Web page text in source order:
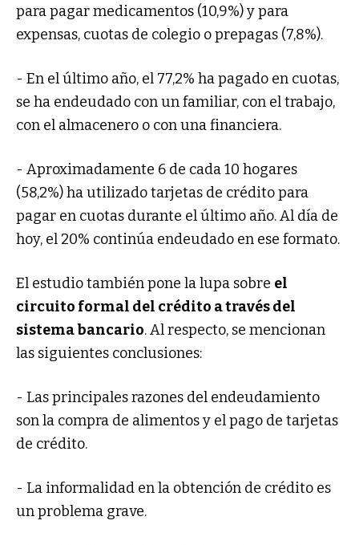
para pagar medicamentos (10,9%) y para
expensas, cuotas de colegio o prepagas (7,8%).
- En el último año, el 77,2% ha pagado en cuotas,
se ha endeudado con un familiar, con el trabajo,
con el almacenero o con una financiera.
- Aproximadamente 6 de cada 10 hogares
(58,2%) ha utilizado tarjetas de crédito para
pagar en cuotas durante el último año. Al día de
hoy, el 20% continúa endeudado en ese formato.
El estudio también pone la lupa sobre el
circuito formal del crédito a través del
sistema bancario. Al respecto, se mencionan
las siguientes conclusiones:
- Las principales razones del endeudamiento
son la compra de alimentos y el pago de tarjetas
de crédito.
- La informalidad en la obtención de crédito es
un problema grave.